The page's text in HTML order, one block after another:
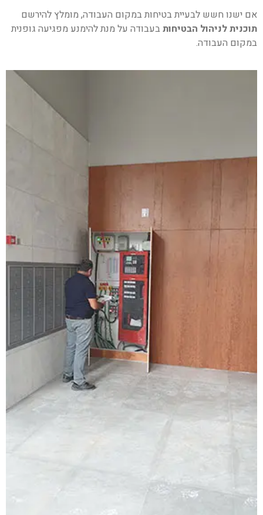
אם ישנו חשש לבעיית בטיחות במקום העבודה, מומלץ להירשם
תוכנית לניהול הבטיחותבעבודה על מנת להימנע מפגיעה גופנית
במקום העבודה.